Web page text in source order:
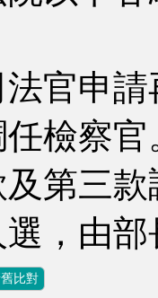
官申請
檢察官
三款
，由
比對